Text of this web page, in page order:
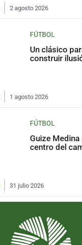
2 agosto 2026
FÚTBOL
Un clásico
construir
1 agosto 2026
FÚTBOL
Guize
centro del
31 julio 2026